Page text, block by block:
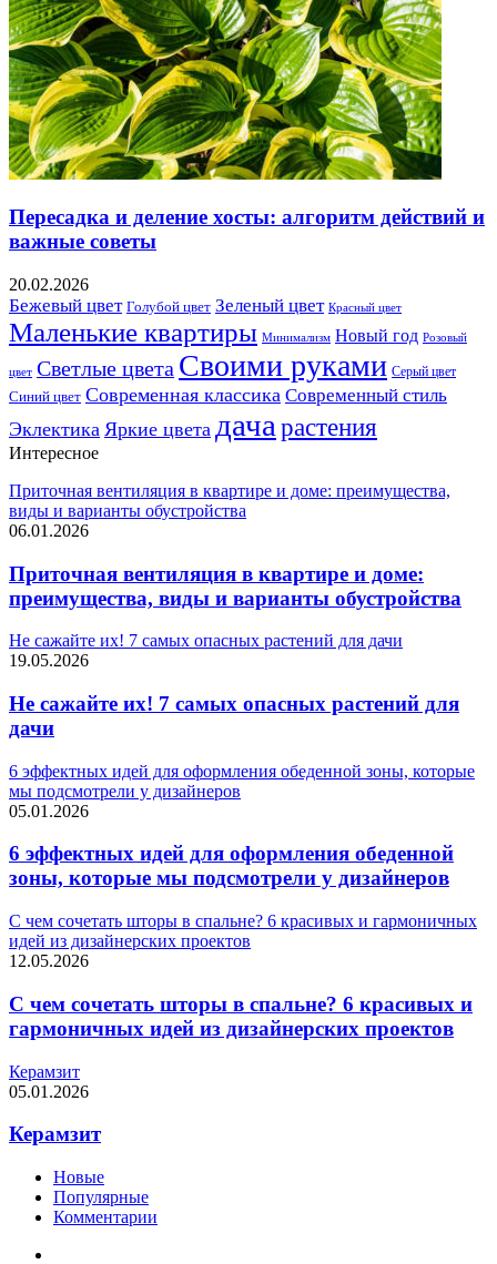
Пересадка и деление хосты: алгоритм действий и
важные советы
20.02.2026
Бежевый цвет Голубой цвет Зеленый цвет Красный цвет
Маленькие квартиры Минимализм Новый год Розовый
цвет Светлые цвета Своими руками Серый цвет
Синий цвет Современная классика Современный стиль
Эклектика Яркие цвета дача растения
Интересное
Приточная вентиляция в квартире и доме: преимущества,
виды и варианты обустройства
06.01.2026
Приточная вентиляция в квартире и доме:
преимущества, виды и варианты обустройства
Не сажайте их! 7 самых опасных растений для дачи
19.05.2026
Не сажайте их! 7 самых опасных растений для
дачи
6 эффектных идей для оформления обеденной зоны, которые
мы подсмотрели у дизайнеров
05.01.2026
6 эффектных идей для оформления обеденной
зоны, которые мы подсмотрели у дизайнеров
С чем сочетать шторы в спальне? 6 красивых и гармоничных
идей из дизайнерских проектов
12.05.2026
С чем сочетать шторы в спальне? 6 красивых и
гармоничных идей из дизайнерских проектов
Керамзит
05.01.2026
Керамзит
Новые
Популярные
Комментарии